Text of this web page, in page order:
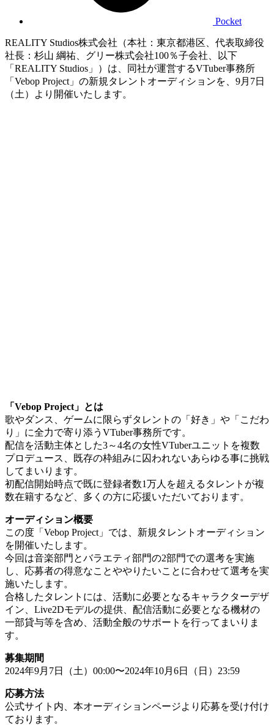
Pocket
REALITY Studios株式会社（本社：東京都港区、代表取締役
社長：杉山 綱祐、グリー株式会社100％子会社、以下
「REALITY Studios」）は、同社が運営するVTuber事務所
「Vebop Project」の新規タレントオーディションを、9月7日
（土）より開催いたします。
「Vebop Project」とは
歌やダンス、ゲームに限らずタレントの「好き」や「こだわ
り」に全力で寄り添うVTuber事務所です。
配信を活動主体とした3～4名の女性VTuberユニットを複数
プロデュース、既存の枠組みに囚われないあらゆる事に挑戦
してまいります。
初配信開始時点で既に登録者数1万人を超えるタレントが複
数在籍するなど、多くの方に応援いただいております。
オーディション概要
この度「Vebop Project」では、新規タレントオーディション
を開催いたします。
今回は音楽部門とバラエティ部門の2部門での選考を実施
し、応募者の得意なことややりたいことに合わせて選考を実
施いたします。
合格したタレントには、活動に必要となるキャラクターデザ
イン、Live2Dモデルの提供、配信活動に必要となる機材の
一部貸与等を含め、活動全般のサポートを行ってまいりま
す。
募集期間
2024年9月7日（土）00:00〜2024年10月6日（日）23:59
応募方法
公式サイト内、本オーディションページより応募を受け付け
ております。